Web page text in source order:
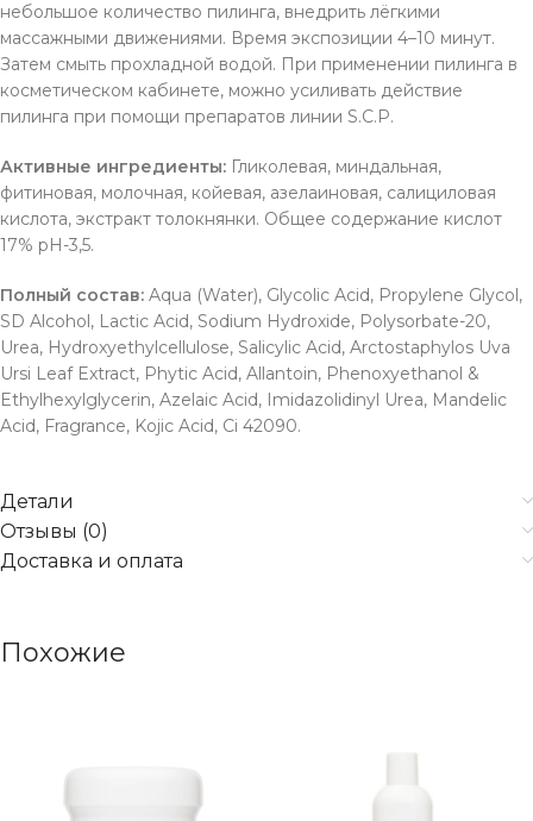
небольшое количество пилинга, внедрить лёгкими
массажными движениями. Время экспозиции 4–10 минут.
Затем смыть прохладной водой. При применении пилинга в
косметическом кабинете, можно усиливать действие
пилинга при помощи препаратов линии S.C.P.
Активные ингредиенты: Гликолевая, миндальная,
фитиновая, молочная, койевая, азелаиновая, салициловая
кислота, экстракт толокнянки. Общее содержание кислот
17% pH-3,5.
Полный состав: Aqua (Water), Glycolic Acid, Propylene Glycol,
SD Alcohol, Lactic Acid, Sodium Hydroxide, Polysorbate-20,
Urea, Hydroxyethylcellulose, Salicylic Acid, Arctostaphylos Uva
Ursi Leaf Extract, Phytic Acid, Allantoin, Phenoxyethanol &
Ethylhexylglycerin, Azelaic Acid, Imidazolidinyl Urea, Mandelic
Acid, Fragrance, Kojic Acid, Ci 42090.
Детали
Отзывы (0)
Доставка и оплата
Похожие